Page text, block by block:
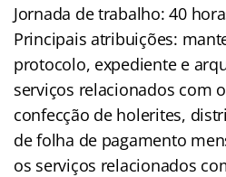
Jornada de trabalho: 40
Principais atribuições:
protocolo, expediente e
serviços relacionados com
confecção de holerites,
de folha de pagamento
os serviços relacionados